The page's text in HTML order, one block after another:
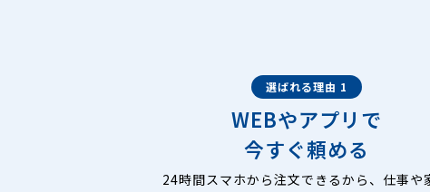
選ばれる理由 1
WEBやアプリで
今すぐ頼める
24時間スマホから注文できるから、仕事や